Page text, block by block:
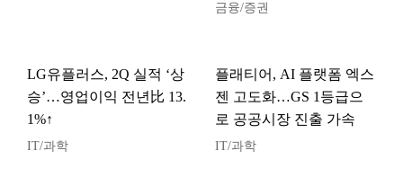
금융/증권
LG유플러스, 2Q 실적 ‘상
승’…영업이익 전년比 13.
1%↑
IT/과학
플래티어, AI 플랫폼 엑스
젠 고도화…GS 1등급으
로 공공시장 진출 가속
IT/과학